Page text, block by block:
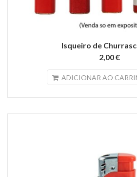
Isqueiro de
2,00 €
ADICIONAR AO